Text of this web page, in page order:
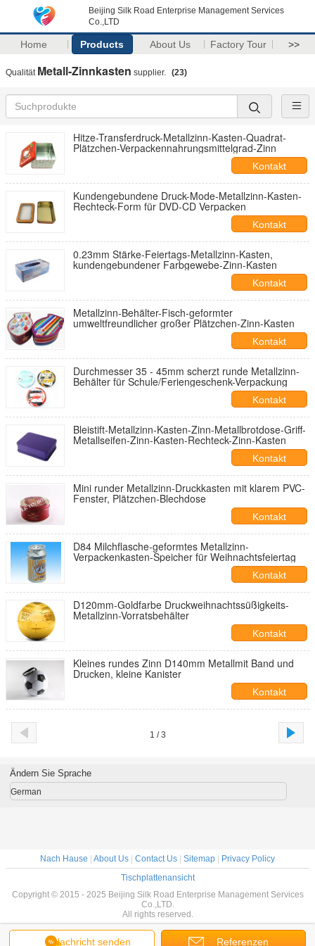
Beijing Silk Road Enterprise Management Services
Co.,LTD
Home Products About Us Factory Tour >>
Qualität Metall-Zinnkasten supplier. (23)
Hitze-Transferdruck-Metallzinn-Kasten-Quadrat-
Plätzchen-Verpackennahrungsmittelgrad-Zinn
Kontakt
Kundengebundene Druck-Mode-Metallzinn-Kasten-
Rechteck-Form für DVD-CD Verpacken
Kontakt
0.23mm Stärke-Feiertags-Metallzinn-Kasten,
kundengebundener Farbgewebe-Zinn-Kasten
Kontakt
Metallzinn-Behälter-Fisch-geformter
umweltfreundlicher großer Plätzchen-Zinn-Kasten
Kontakt
Durchmesser 35 - 45mm scherzt runde Metallzinn-
Behälter für Schule/Feriengeschenk-Verpackung
Kontakt
Bleistift-Metallzinn-Kasten-Zinn-Metallbrotdose-Griff-
Metallseifen-Zinn-Kasten-Rechteck-Zinn-Kasten
Kontakt
Mini runder Metallzinn-Druckkasten mit klarem PVC-
Fenster, Plätzchen-Blechdose
Kontakt
D84 Milchflasche-geformtes Metallzinn-
Verpackenkasten-Speicher für Weihnachtsfeiertag
Kontakt
D120mm-Goldfarbe Druckweihnachtssüßigkeits-
Metallzinn-Vorratsbehälter
Kontakt
Kleines rundes Zinn D140mm Metallmit Band und
Drucken, kleine Kanister
Kontakt
1 / 3
Nachricht senden Referenzen
Ändern Sie Sprache
German
Nach Hause About Us Contact Us Sitemap
Privacy Policy
Tischplattenansicht
Copyright © 2015 - 2025 Beijing Silk Road Enterprise Management Services
Co.,LTD.
All rights reserved.